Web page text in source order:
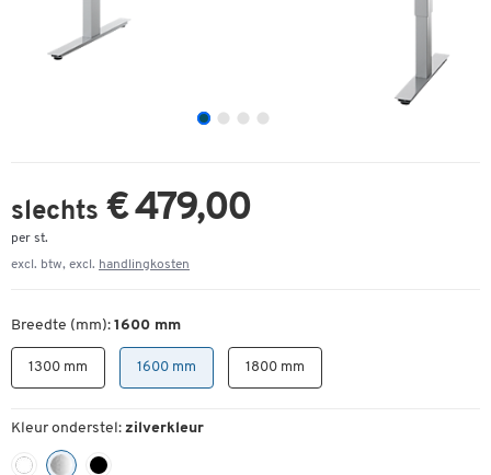
slechts € 479,00
per st.
excl. btw, excl. handlingkosten
Breedte (mm): 1600 mm
1300 mm 1600 mm 1800 mm
Kleur onderstel: zilverkleur